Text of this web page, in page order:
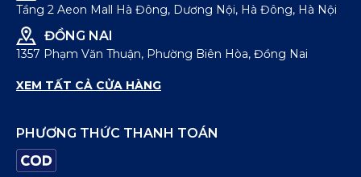
Tầng 2 Aeon Mall Hà Đông, Dương Nội, Hà Đông, Hà Nội
ĐỒNG NAI
1357 Phạm Văn Thuận, Phường Biên Hòa, Đồng Nai
XEM TẤT CẢ CỬA HÀNG
PHƯƠNG THỨC THANH TOÁN